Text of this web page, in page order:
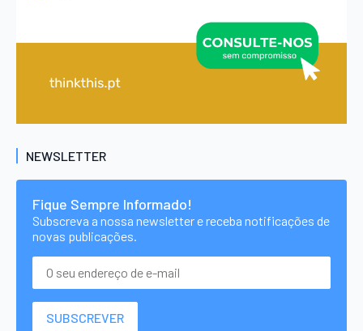
NEWSLETTER
Fique Sempre Informado!
Subscreva a nossa newsletter e receba notificações de
novas publicações.